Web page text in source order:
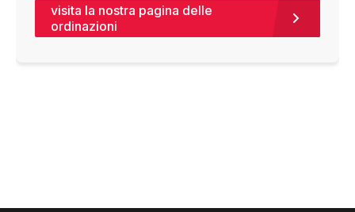
visita la nostra pagina delle
ordinazioni